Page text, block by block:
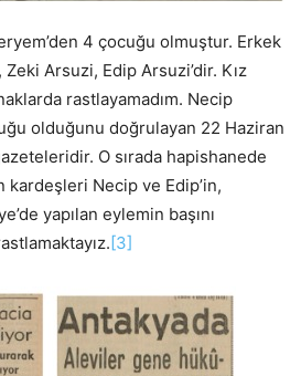
4 çocuğu olmuştur. Erkek
Arsuzi, Edip Arsuzi’dir. Kız
rastlayamadım. Necip
olduğunu doğrulayan 22 Haziran
O sırada hapishanede
kardeşleri Necip ve Edip’in,
yapılan eylemin başını
[3]